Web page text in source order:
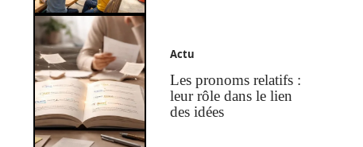
Actu
Les pronoms relatifs :
leur rôle dans le lien
des idées